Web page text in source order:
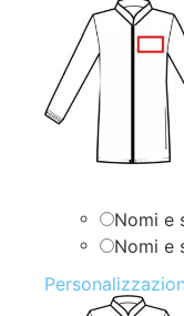
Nomi e
Nomi e